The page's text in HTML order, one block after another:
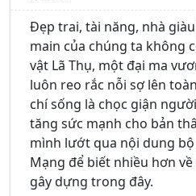
Đẹp trai, tài năng, nhà
main của chúng ta không
vật Lã Thụ, một đại ma
luôn reo rắc nỗi sợ lên
chí sống là chọc giận
tăng sức mạnh cho bản
mình lướt qua nội dung
Mạng để biết nhiều hơn
gây dựng trong đây.